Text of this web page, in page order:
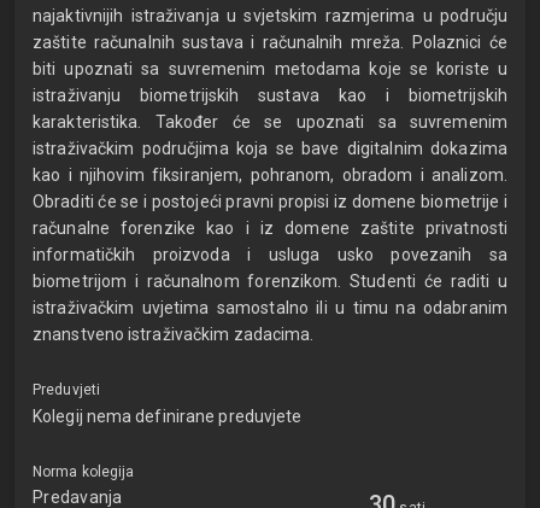
najaktivnijih istraživanja u svjetskim razmjerima u području
zaštite računalnih sustava i računalnih mreža. Polaznici će
biti upoznati sa suvremenim metodama koje se koriste u
istraživanju biometrijskih sustava kao i biometrijskih
karakteristika. Također će se upoznati sa suvremenim
istraživačkim područjima koja se bave digitalnim dokazima
kao i njihovim fiksiranjem, pohranom, obradom i analizom.
Obraditi će se i postojeći pravni propisi iz domene biometrije i
računalne forenzike kao i iz domene zaštite privatnosti
informatičkih proizvoda i usluga usko povezanih sa
biometrijom i računalnom forenzikom. Studenti će raditi u
istraživačkim uvjetima samostalno ili u timu na odabranim
znanstveno istraživačkim zadacima.
Preduvjeti
Kolegij nema definirane preduvjete
Norma kolegija
Predavanja